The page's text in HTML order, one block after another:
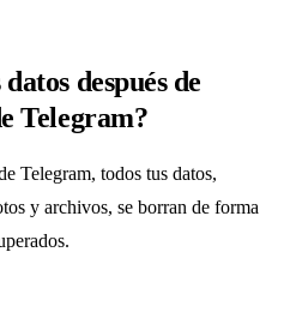
después de
Telegram?
Telegram, todos tus datos,
y archivos, se borran de forma